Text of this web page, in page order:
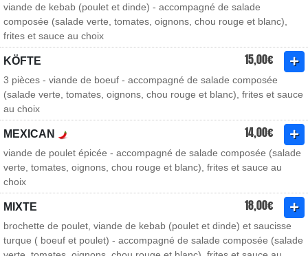
viande de kebab (poulet et dinde) - accompagné de salade
composée (salade verte, tomates, oignons, chou rouge et blanc),
frites et sauce au choix
KÖFTE 15,00€
3 pièces - viande de boeuf - accompagné de salade composée
(salade verte, tomates, oignons, chou rouge et blanc), frites et sauce
au choix
MEXICAN 14,00€
viande de poulet épicée - accompagné de salade composée (salade
verte, tomates, oignons, chou rouge et blanc), frites et sauce au
choix
MIXTE 18,00€
brochette de poulet, viande de kebab (poulet et dinde) et saucisse
turque ( boeuf et poulet) - accompagné de salade composée (salade